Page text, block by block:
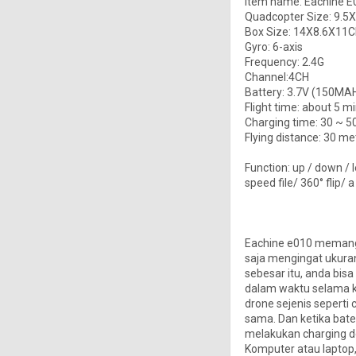
Quadcopter Size:
Box Size:
Gyro: 6-axis
Frequency: 2.4G
Channel:4CH
Battery: 3.7V
Flight time: about 5
Charging time: 30 ~
Flying distance: 30
Function: up / down
speed file/ 360° flip/
Eachine e010
saja mengingat
sebesar itu, anda
dalam waktu selama
drone sejenis seperti
sama. Dan ketika
melakukan charging
Komputer atau